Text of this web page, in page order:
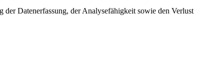
Datenerfassung, der Analysefähigkeit sowie den Verlust